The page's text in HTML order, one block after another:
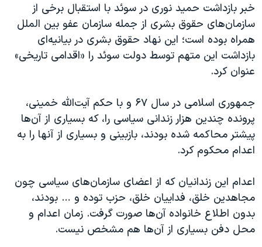
خبر بازداشت حمید نوری در سوئد با استقبال برخی از
سازمان‌های حقوق بشری از جمله سازمان عفو بین الملل
همراه بوده است؛ این نهاد حقوق بشری در بیانیه‌ای
بازداشت این متهم توسط دولت سوئد را «اقدامی تاریخی»
عنوان کرد.
جمهوری اسلامی در سال ۶۷ و با حکم آیت‌الله خمینی،
پرونده چندین هزار زندانی سیاسی را، که بسیاری از آن‌ها
پیشتر محاکمه شده بودند، بازبینی و بسیاری از آنها را به
اعدام محکوم کرد.
اعدام این زندانیان که از اعضای سازمان‌های سیاسی چون
مجاهدین خلق، فداییان خلق، حزب توده و … بودند،
بدون اطلاع خانواده آن‌ها صورت گرفت. زمان اعدام و
محل دفن بسیاری از آن‌‌ها هم مشخص نیست.